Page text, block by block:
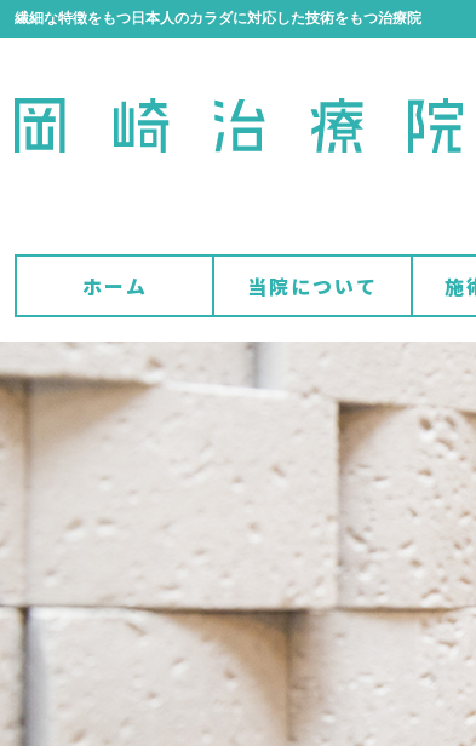
繊細な特徴をもつ日本人のカラダに対応した技術をもつ治療院
ホーム 当院について 施